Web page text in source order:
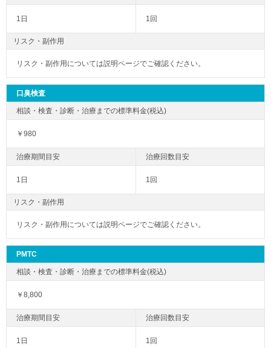
1日 1回
リスク・副作用
リスク・副作用については説明ページでご確認ください。
口臭検査
￥980
1日 1回
リスク・副作用
リスク・副作用については説明ページでご確認ください。
PMTC
￥8,800
1日 1回